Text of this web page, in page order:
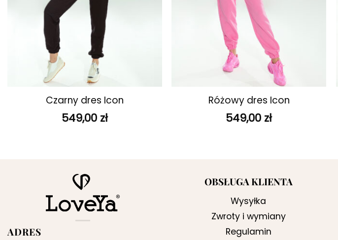
Czarny dres Icon
549,00 zł
Różowy dres Icon
549,00 zł
ADRES
OBSŁUGA KLIENTA
Wysyłka
Zwroty i wymiany
Regulamin